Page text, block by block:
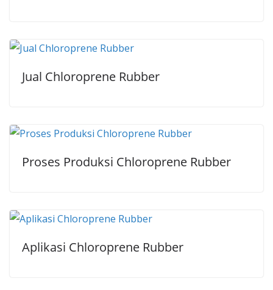
Jual Chloroprene Rubber
Proses Produksi Chloroprene Rubber
Aplikasi Chloroprene Rubber